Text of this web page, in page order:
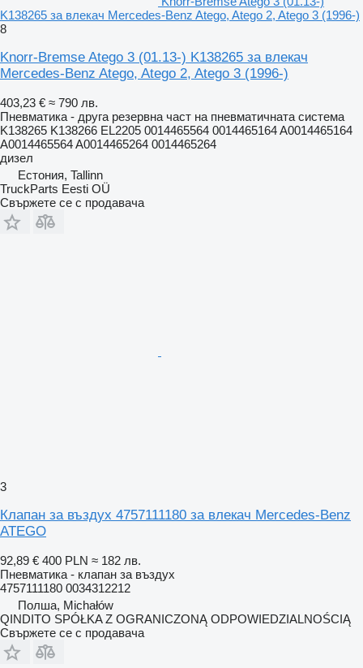
K138265 за влекач Mercedes-Benz Atego, Atego 2, Atego 3 (1996-)
8
Knorr-Bremse Atego 3 (01.13-) K138265 за влекач
Mercedes-Benz Atego, Atego 2, Atego 3 (1996-)
403,23 € ≈ 790 лв.
Пневматика - друга резервна част на пневматичната система
K138265 K138266 EL2205 0014465564 0014465164 A0014465164
A0014465564 A0014465264 0014465264
дизел
Естония, Tallinn
TruckParts Eesti OÜ
Свържете се с продавача
3
Клапан за въздух 4757111180 за влекач Mercedes-Benz
ATEGO
92,89 € 400 PLN ≈ 182 лв.
Пневматика - клапан за въздух
4757111180 0034312212
Полша, Michałów
QINDITO SPÓŁKA Z OGRANICZONĄ ODPOWIEDZIALNOŚCIĄ
Свържете се с продавача